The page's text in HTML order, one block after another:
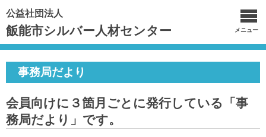
公益社団法人
飯能市シルバー人材センター メニュー
事務局だより
会員向けに３箇月ごとに発行している「事
務局だより」です。